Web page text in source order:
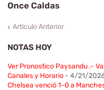
Once Caldas
Artículo Anterior
NOTAS HOY
Ver Pronostico Paysandu .-
Canales y Horario - 4/21/
Chelsea venció 1-0 a